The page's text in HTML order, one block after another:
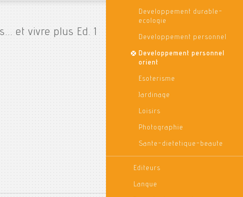
Developpement durable-
ecologie
Developpement personnel
Developpement personnel
orient
Esoterisme
Jardinage
Loisirs
Photographie
Sante-dietetique-beaute
Editeurs
Langue
et vivre plus Ed. 1